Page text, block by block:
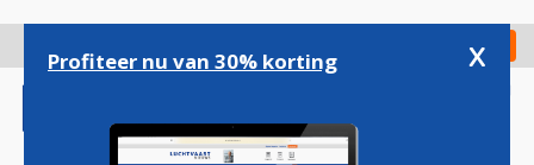
gaan
Check in
Profiteer nu van 30% korting x